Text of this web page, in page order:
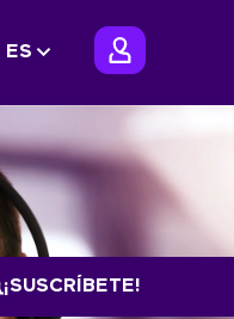
ES
¡SUSCRÍBETE!